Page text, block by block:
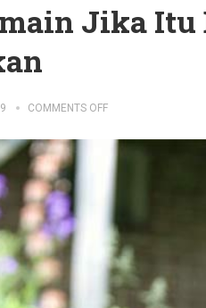
Jika Itu
COMMENTS OFF